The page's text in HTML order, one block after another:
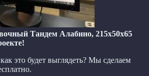
Тандем Алабино, 215x50x65
это будет выглядеть? Мы сделаем